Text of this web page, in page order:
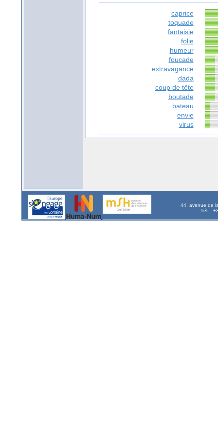
caprice
toquade
fantaisie
folie
humeur
foucade
extravagance
dada
coup de tête
boutade
bateau
envie
virus
44, avenue de
Tél. :